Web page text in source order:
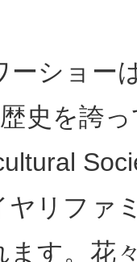
ーショー
史を誇
ヤリファ
ます。花